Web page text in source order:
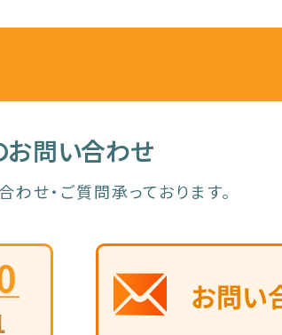
問い合わせ
せ・ご質問承っております。